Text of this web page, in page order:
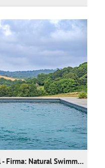
2. Platz - KATEGORIE: Living Pool - Firma: Natural Swimming Pools Ltd